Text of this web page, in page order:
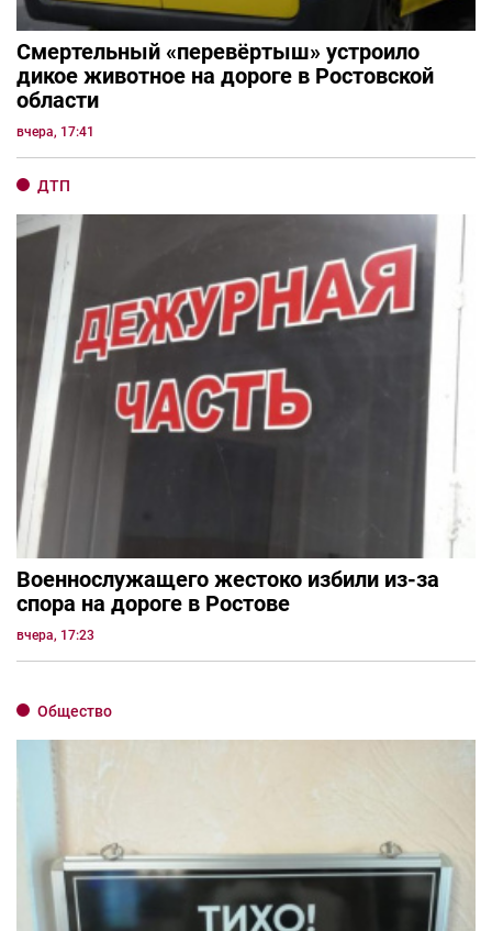
Смертельный «перевёртыш» устроило
дикое животное на дороге в Ростовской
области
вчера, 17:41
ДТП
Военнослужащего жестоко избили из-за
спора на дороге в Ростове
вчера, 17:23
Общество